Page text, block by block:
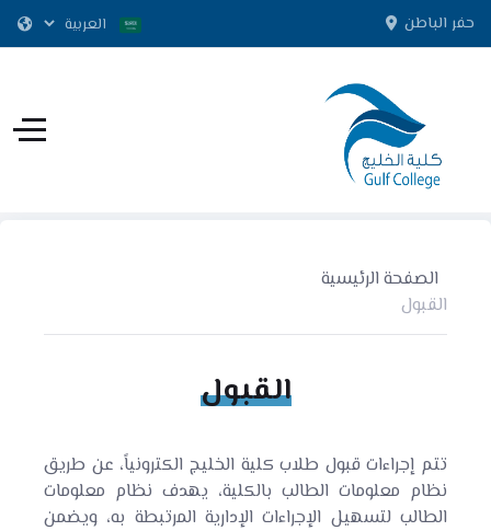
حفر الباطن
الصفحة الرئيسية
القبول
القبول
تتم إجراءات قبول طلاب كلية الخليج الكترونياً، عن طريق
نظام معلومات الطالب بالكلية، يهدف نظام معلومات
الطالب لتسهيل الإجراءات الإدارية المرتبطة به، ويضمن